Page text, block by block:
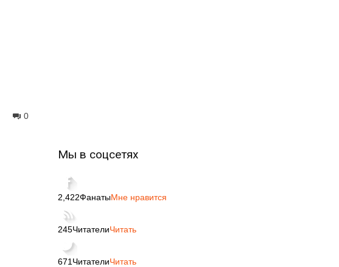
0
Мы в соцсетях
2,422ФанатыМне нравится
245ЧитателиЧитать
671 ЧитателиЧитать